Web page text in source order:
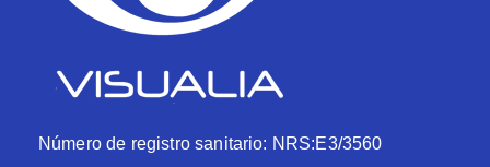
Número de registro sanitario: NRS:E3/3560